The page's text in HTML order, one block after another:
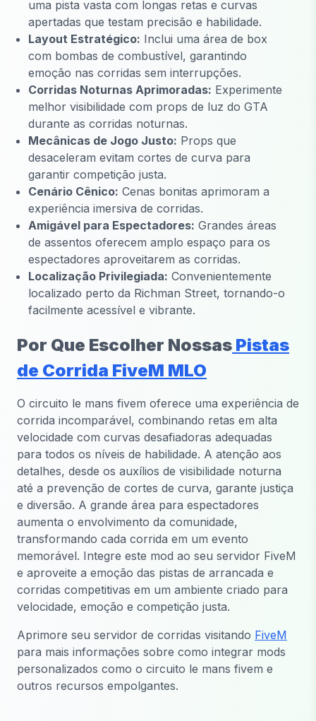
uma pista vasta com longas retas e curvas
apertadas que testam precisão e habilidade.
Layout Estratégico: Inclui uma área de box
com bombas de combustível, garantindo
emoção nas corridas sem interrupções.
Corridas Noturnas Aprimoradas: Experimente
melhor visibilidade com props de luz do GTA
durante as corridas noturnas.
Mecânicas de Jogo Justo: Props que
desaceleram evitam cortes de curva para
garantir competição justa.
Cenário Cênico: Cenas bonitas aprimoram a
experiência imersiva de corridas.
Amigável para Espectadores: Grandes áreas
de assentos oferecem amplo espaço para os
espectadores aproveitarem as corridas.
Localização Privilegiada: Convenientemente
localizado perto da Richman Street, tornando-o
facilmente acessível e vibrante.
Por Que Escolher Nossas Pistas
de Corrida FiveM MLO
O circuito le mans fivem oferece uma experiência de
corrida incomparável, combinando retas em alta
velocidade com curvas desafiadoras adequadas
para todos os níveis de habilidade. A atenção aos
detalhes, desde os auxílios de visibilidade noturna
até a prevenção de cortes de curva, garante justiça
e diversão. A grande área para espectadores
aumenta o envolvimento da comunidade,
transformando cada corrida em um evento
memorável. Integre este mod ao seu servidor FiveM
e aproveite a emoção das pistas de arrancada e
corridas competitivas em um ambiente criado para
velocidade, emoção e competição justa.
Aprimore seu servidor de corridas visitando FiveM
para mais informações sobre como integrar mods
personalizados como o circuito le mans fivem e
outros recursos empolgantes.